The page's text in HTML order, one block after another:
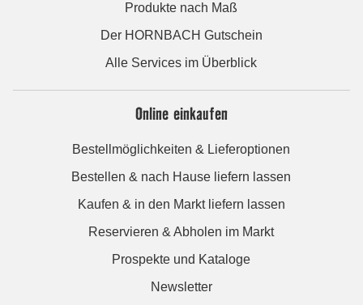
Produkte nach Maß
Der HORNBACH Gutschein
Alle Services im Überblick
Online einkaufen
Bestellmöglichkeiten & Lieferoptionen
Bestellen & nach Hause liefern lassen
Kaufen & in den Markt liefern lassen
Reservieren & Abholen im Markt
Prospekte und Kataloge
Newsletter